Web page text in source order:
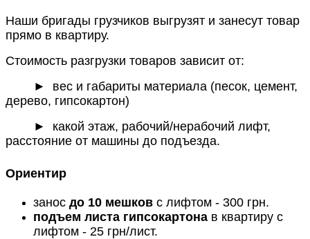
Наши бригады грузчиков выгрузят и занесут товар
прямо в квартиру.
Стоимость разгрузки товаров зависит от:
►
вес и габариты материала (песок, цемент,
дерево, гипсокартон)
► какой этаж, рабочий/нерабочий лифт,
расстояние от машины до подъезда.
Ориентир
занос до 10 мешков с лифтом - 300 грн.
подъем листа гипсокартона в квартиру с
лифтом - 25 грн/лист.